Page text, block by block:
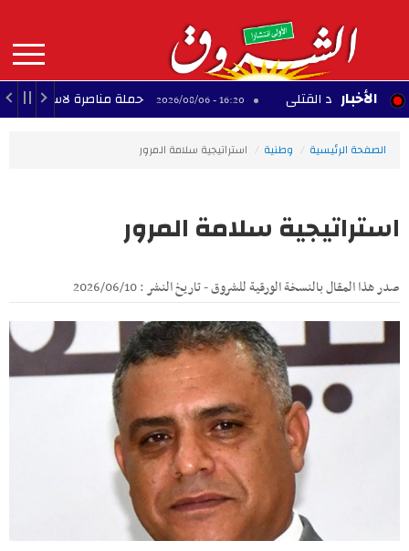
contenu
principal
MAIN
NAVIGATION الأخبار
عدد القتلى 16:20 - 2026/08/06 حملة مناصرة لاستكمال مشروع
الصفحة الرئيسية وطنية استراتيجية سلامة المرور
استراتيجية سلامة المرور
صدر هذا المقال بالنسخة الورقية للشروق - تاريخ النشر : 2026/06/10